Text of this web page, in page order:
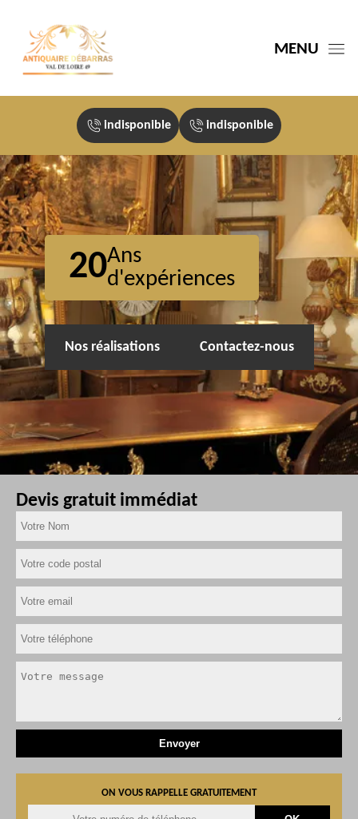
MENU
indisponible indisponible
20Ans
d'expériences
Nos réalisations Contactez-nous
Devis gratuit immédiat
ON VOUS RAPPELLE GRATUITEMENT